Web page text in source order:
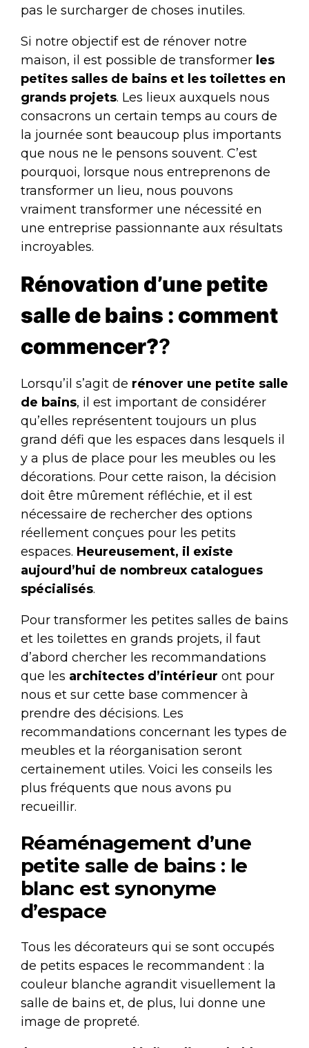
pas le surcharger de choses inutiles.
Si notre objectif est de rénover notre
maison, il est possible de transformer les
petites salles de bains et les toilettes en
grands projets. Les lieux auxquels nous
consacrons un certain temps au cours de
la journée sont beaucoup plus importants
que nous ne le pensons souvent. C’est
pourquoi, lorsque nous entreprenons de
transformer un lieu, nous pouvons
vraiment transformer une nécessité en
une entreprise passionnante aux résultats
incroyables.
Rénovation d’une petite
salle de bains : comment
commencer??
Lorsqu’il s’agit de rénover une petite salle
de bains, il est important de considérer
qu’elles représentent toujours un plus
grand défi que les espaces dans lesquels il
y a plus de place pour les meubles ou les
décorations. Pour cette raison, la décision
doit être mûrement réfléchie, et il est
nécessaire de rechercher des options
réellement conçues pour les petits
espaces. Heureusement, il existe
aujourd’hui de nombreux catalogues
spécialisés.
Pour transformer les petites salles de bains
et les toilettes en grands projets, il faut
d’abord chercher les recommandations
que les architectes d’intérieur ont pour
nous et sur cette base commencer à
prendre des décisions. Les
recommandations concernant les types de
meubles et la réorganisation seront
certainement utiles. Voici les conseils les
plus fréquents que nous avons pu
recueillir.
Réaménagement d’une
petite salle de bains : le
blanc est synonyme
d’espace
Tous les décorateurs qui se sont occupés
de petits espaces le recommandent : la
couleur blanche agrandit visuellement la
salle de bains et, de plus, lui donne une
image de propreté.